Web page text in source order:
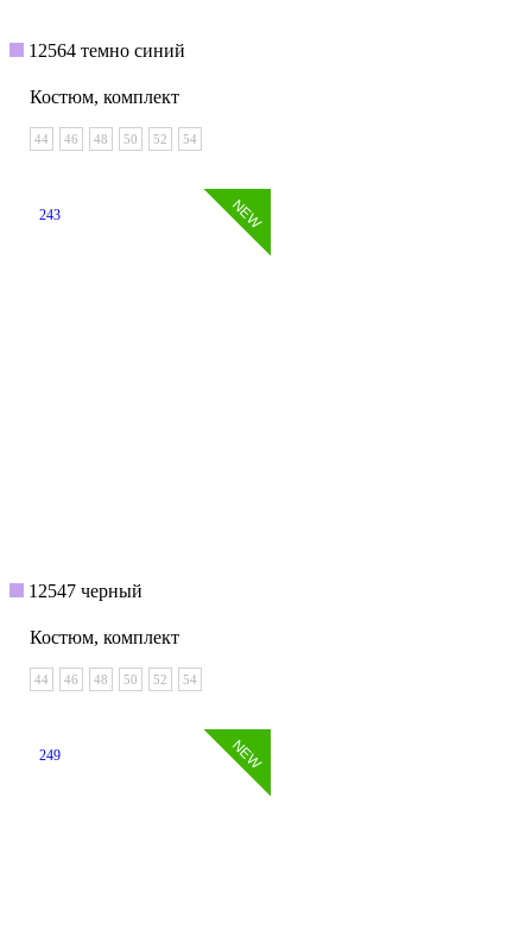
12564 темно синий
Костюм, комплект
44 46 48 50 52 54
243
12547 черный
Костюм, комплект
44 46 48 50 52 54
249